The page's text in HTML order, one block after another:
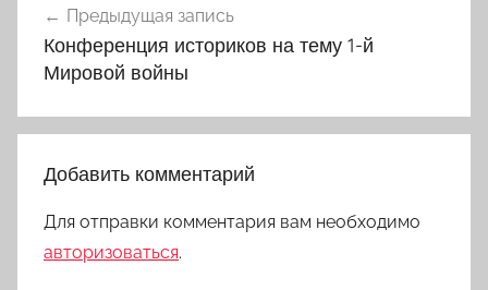
по
записям
Предыдущая запись
Конференция историков на тему 1-й
Мировой войны
Добавить комментарий
Для отправки комментария вам необходимо
авторизоваться.